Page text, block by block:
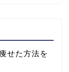
せた方法を